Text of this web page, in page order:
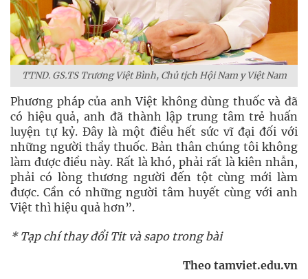
TTND. GS.TS Trương Việt Bình, Chủ tịch Hội Nam y Việt Nam
Phương pháp của anh Việt không dùng thuốc và đã
có hiệu quả, anh đã thành lập trung tâm trẻ huấn
luyện tự kỷ. Đây là một điều hết sức vĩ đại đối với
những người thầy thuốc. Bản thân chúng tôi không
làm được điều này. Rất là khó, phải rất là kiên nhẫn,
phải có lòng thương người đến tột cùng mới làm
được. Cần có những người tâm huyết cùng với anh
Việt thì hiệu quả hơn”.
* Tạp chí thay đổi Tit và sapo trong bài
Theo tamviet.edu.vn